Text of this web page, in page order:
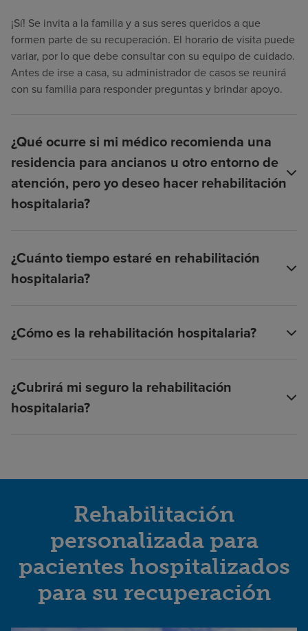
¡Sí! Se invita a la familia y a sus seres queridos a que
formen parte de su recuperación. El horario de visita puede
variar, por lo que debe consultar con su equipo de cuidado.
Antes de irse a casa, su administrador de casos se reunirá
con su familia para responder preguntas y brindar apoyo.
¿Qué ocurre si mi médico recomienda una
residencia para ancianos u otro entorno de
atención, pero yo deseo hacer rehabilitación
hospitalaria?
¿Cuánto tiempo estaré en rehabilitación
hospitalaria?
¿Cómo es la rehabilitación hospitalaria?
¿Cubrirá mi seguro la rehabilitación
hospitalaria?
Rehabilitación
personalizada para
pacientes hospitalizados
para su recuperación